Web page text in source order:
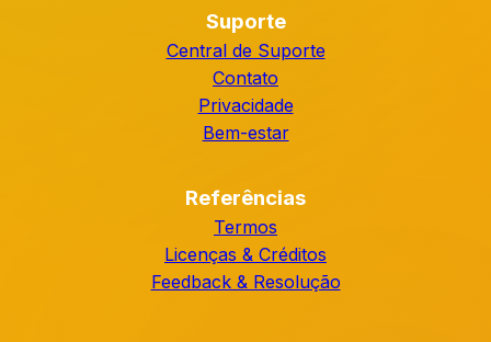
Suporte
Central de Suporte
Contato
Privacidade
Bem-estar
Referências
Termos
Licenças & Créditos
Feedback & Resolução